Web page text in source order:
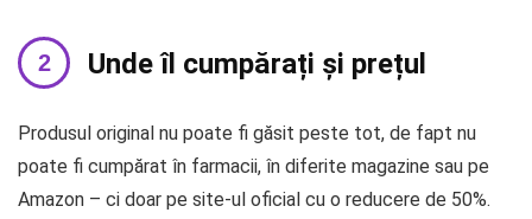
Unde îl cumpărați și prețul
Produsul original nu poate fi găsit peste tot, de fapt nu
poate fi cumpărat în farmacii, în diferite magazine sau pe
Amazon – ci doar pe site-ul oficial cu o reducere de 50%.